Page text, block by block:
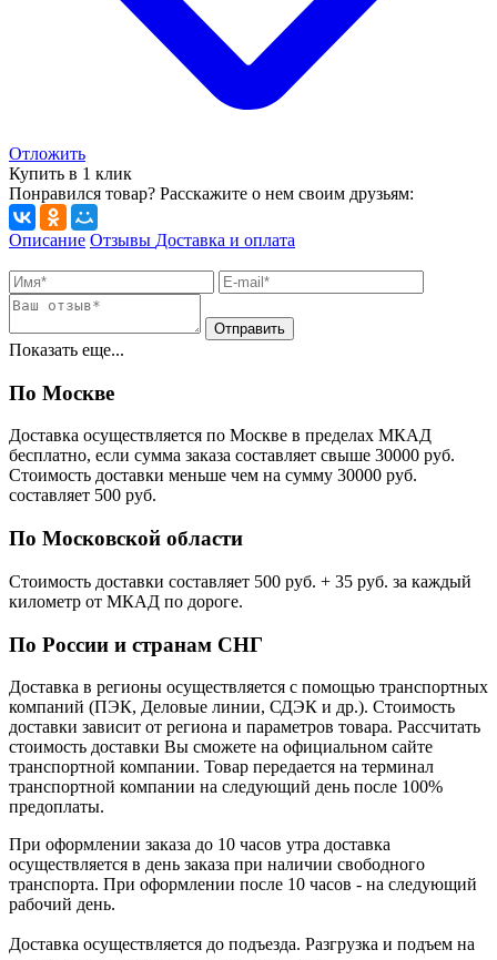
Отложить
Купить в 1 клик
Понравился товар? Расскажите о нем своим друзьям:
Описание Отзывы Доставка и оплата
Показать еще...
По Москве
Доставка осуществляется по Москве в пределах МКАД
бесплатно, если сумма заказа составляет свыше 30000 руб.
Стоимость доставки меньше чем на сумму 30000 руб.
cоставляет 500 руб.
По Московской области
Стоимость доставки cоставляет 500 руб. + 35 руб. за каждый
километр от МКАД по дороге.
По России и странам СНГ
Доставка в регионы осуществляется с помощью транспортных
компаний (ПЭК, Деловые линии, СДЭК и др.). Стоимость
доставки зависит от региона и параметров товара. Рассчитать
стоимость доставки Вы сможете на официальном сайте
транспортной компании. Товар передается на терминал
транспортной компании на следующий день после 100%
предоплаты.
При оформлении заказа до 10 часов утра доставка
осуществляется в день заказа при наличии свободного
транспорта. При оформлении после 10 часов - на следующий
рабочий день.
Доставка осуществляется до подъезда. Разгрузка и подъем на